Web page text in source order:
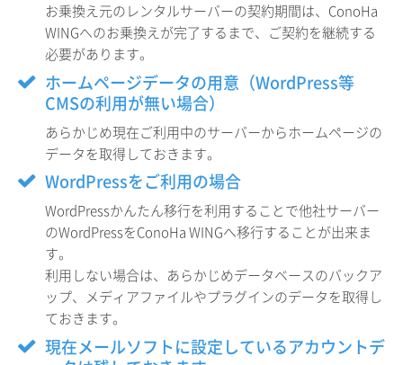
お乗換え元のレンタルサーバーの契約期間は、ConoHa
WINGへのお乗換えが完了するまで、ご契約を継続する
必要があります。
ホームページデータの用意（WordPress等
CMSの利用が無い場合）
あらかじめ現在ご利用中のサーバーからホームページの
データを取得しておきます。
WordPressをご利用の場合
WordPressかんたん移行を利用することで他社サーバー
のWordPressをConoHa WINGへ移行することが出来ま
す。
利用しない場合は、あらかじめデータベースのバックア
ップ、メディアファイルやプラグインのデータを取得し
ておきます。
現在メールソフトに設定しているアカウントデ